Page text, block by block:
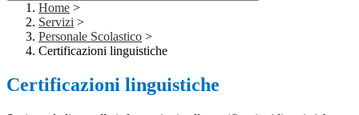
Home >
Servizi >
Personale Scolastico >
Certificazioni linguistiche
Certificazioni linguistiche